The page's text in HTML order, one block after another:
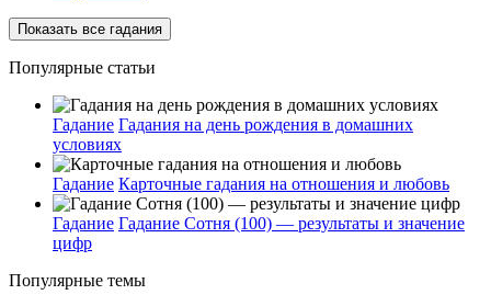
Показать все гадания
Популярные статьи
Гадание Гадания на день рождения в домашних
условиях
Гадание Карточные гадания на отношения и любовь
Гадание Гадание Сотня (100) — результаты и значение
цифр
Популярные темы